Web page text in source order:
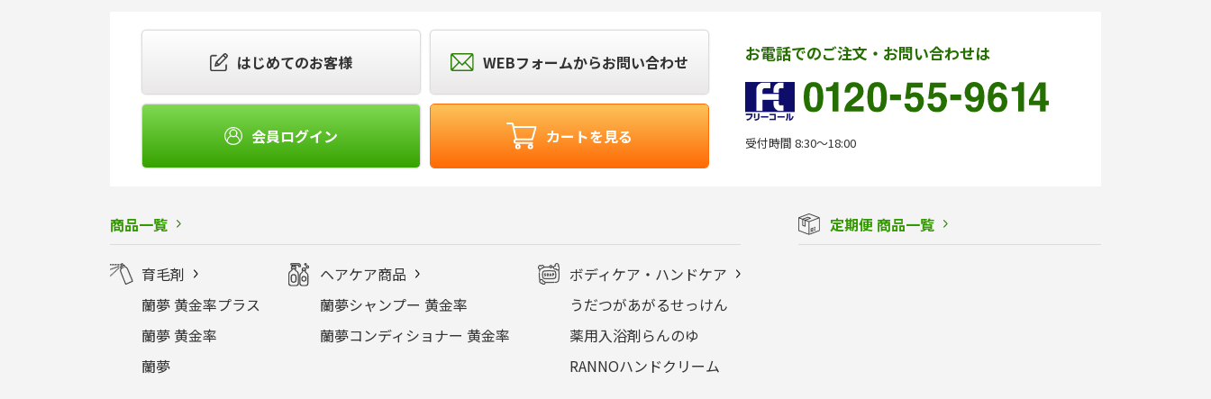
はじめてのお客様 WEBフォームからお問い合わせ
会員ログイン カートを見る
お電話でのご注文・お問い合わせは
受付時間 8:30〜18:00
商品一覧
育毛剤
蘭夢 黄金率プラス
蘭夢 黄金率
蘭夢
ヘアケア商品
蘭夢シャンプー 黄金率
蘭夢コンディショナー 黄金率
ボディケア・ハンドケア
うだつがあがるせっけん
薬用入浴剤らんのゆ
RANNOハンドクリーム
定期便 商品一覧